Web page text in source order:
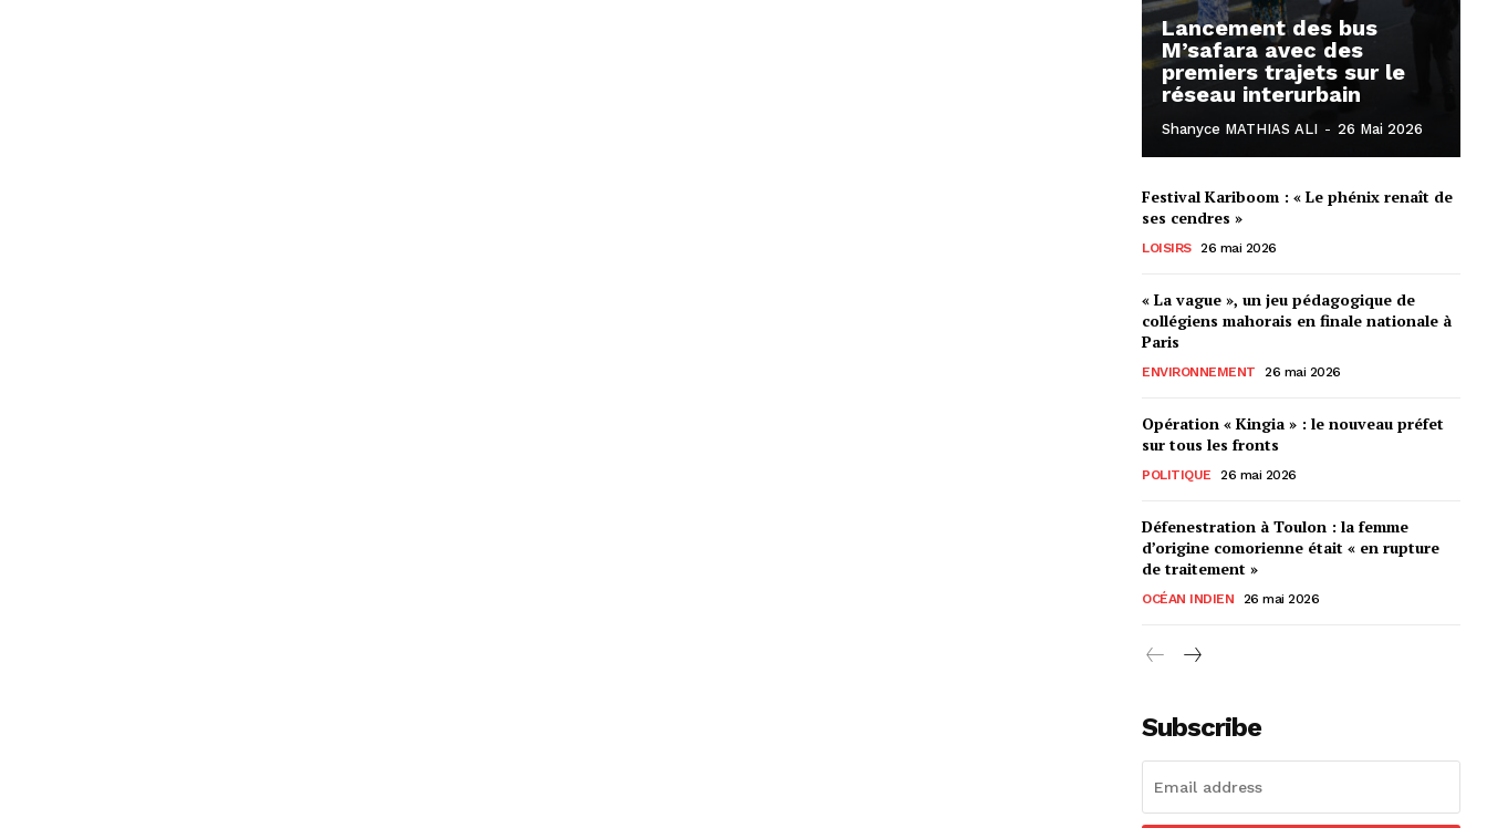
Lancement des bus
M’safara avec des
premiers trajets sur le
réseau interurbain
Shanyce MATHIAS ALI - 26 Mai 2026
Festival Kariboom : « Le phénix renaît de
ses cendres »
LOISIRS 26 mai 2026
« La vague », un jeu pédagogique de
collégiens mahorais en finale nationale à
Paris
ENVIRONNEMENT 26 mai 2026
Opération « Kingia » : le nouveau préfet
sur tous les fronts
POLITIQUE 26 mai 2026
Défenestration à Toulon : la femme
d’origine comorienne était « en rupture
de traitement »
OCÉAN INDIEN 26 mai 2026
Subscribe